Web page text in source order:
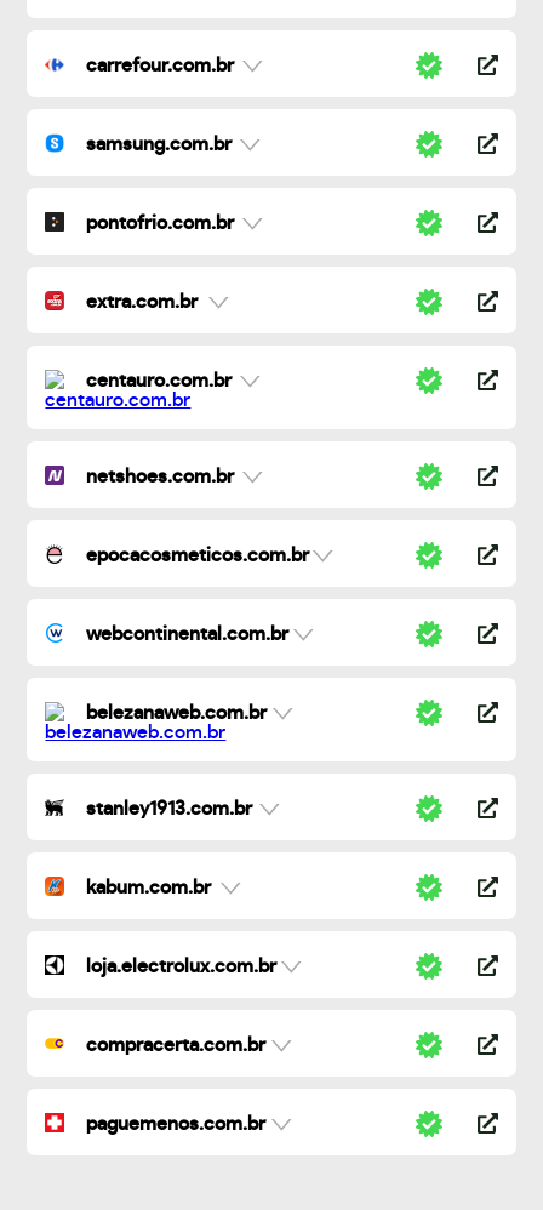
carrefour.com.br
samsung.com.br
pontofrio.com.br
extra.com.br
centauro.com.br
netshoes.com.br
epocacosmeticos.com.br
webcontinental.com.br
belezanaweb.com.br
stanley1913.com.br
kabum.com.br
loja.electrolux.com.br
compracerta.com.br
paguemenos.com.br